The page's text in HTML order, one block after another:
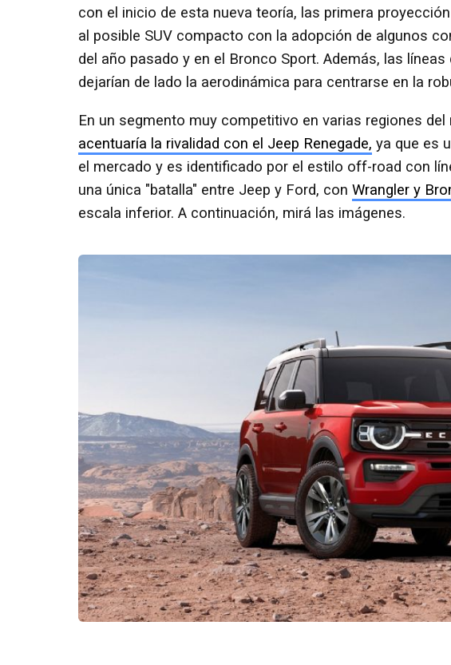
con el inicio de esta nueva teoría, las primera
al posible SUV compacto con la adopción de algunos
del año pasado y en el Bronco Sport. Además, las
dejarían de lado la aerodinámica para centrarse en la
En un segmento muy competitivo en varias regiones
acentuaría la rivalidad con el Jeep Renegade, ya que es
el mercado y es identificado por el estilo off-road con
una única "batalla" entre Jeep y Ford, con Wrangler y
escala inferior. A continuación, mirá las imágenes.